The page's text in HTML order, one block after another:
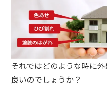
それではどのような時に
良いのでしょうか？